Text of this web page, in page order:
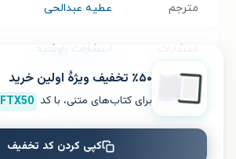
مترجم عطیه عبدالحی
انتشارات انتشارات راوشید
نسخه فیزیکی
۱۴۰۲/۰۱/۲۰
EPUB
٪۵۰ تخفیف ویژۀ اولین خرید
برای کتاب‌های متنی، با کد FTX50
کپی کردن کد تخفیف